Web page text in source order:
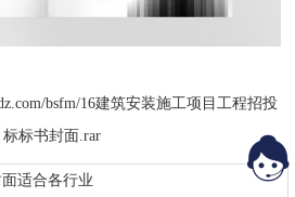
bsfm/16建筑安装施工项目工程招投
标标书封面.rar
适合各行业